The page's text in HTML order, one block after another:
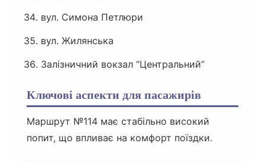
вул. Симона Петлюри
вул. Жилянська
Залізничний вокзал “Центральний”
Ключові аспекти для пасажирів
Маршрут №114 має стабільно високий
попит, що впливає на комфорт поїздки.